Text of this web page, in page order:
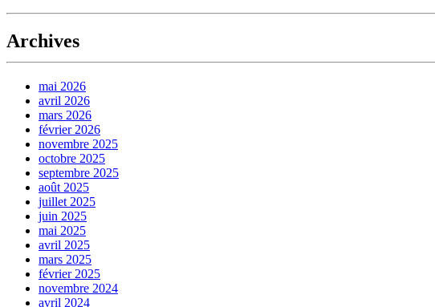
Archives
mai 2026
avril 2026
mars 2026
février 2026
novembre 2025
octobre 2025
septembre 2025
août 2025
juillet 2025
juin 2025
mai 2025
avril 2025
mars 2025
février 2025
novembre 2024
avril 2024